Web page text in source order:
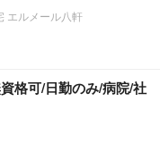
エルメール八軒
格可/日勤のみ/病院/社